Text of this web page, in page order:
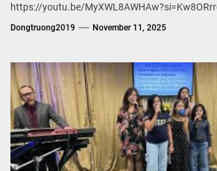
https://youtu.be/
Dongtruong2019 November 11, 2025